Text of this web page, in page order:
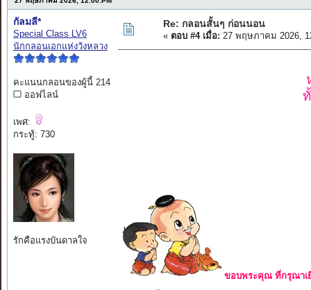
กัลมลี*
Special Class LV6
นักกลอนเอกแห่งวังหลวง
คะแนนกลอนของผู้นี้ 214
ออฟไลน์
เพศ:
กระทู้: 730
รักคือแรงบันดาลใจ
Re: กลอนสั้นๆ ก่อนนอน
« ตอบ #4 เมื่อ: 27 พฤษภาคม 2026,
ขอบพระคุณ ที่กรุณาเ